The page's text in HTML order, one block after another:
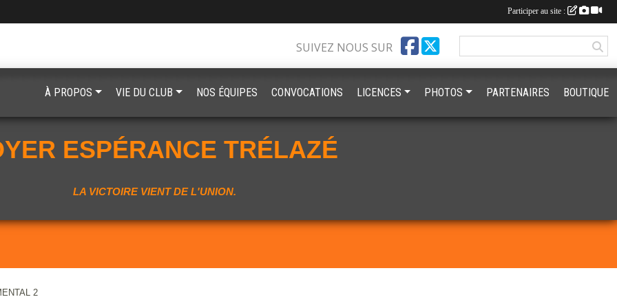
ESPÉRANCE TRÉLAZÉ
LA VICTOIRE VIENT DE L'UNION.
2
SUIVEZ NOUS SUR
À PROPOS VIE DU CLUB NOS ÉQUIPES CONVOCATIONS LICENCES PHOTOS PARTENAIRES BOUTIQUE
Participer au site :